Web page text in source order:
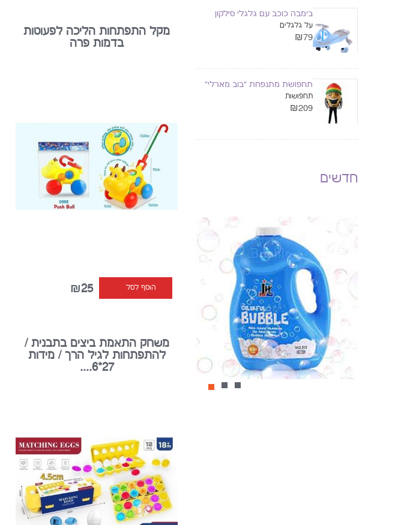
בימבה כוכב עם גלגלי סילקון
על גלגלים
₪79
תחפושת מתנפחת "בוב מארלי"
תחפושות
₪209
חדשים
מקל התפתחות הליכה לפעוטות
בדמות פרה
הוסף לסל ₪25
משחק התאמת ביצים בתבנית /
להתפתחות לגיל הרך / מידות
27*6....